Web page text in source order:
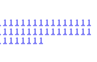
1 1 1 1 1 1 1 1 1 1 1 1 1 1 1
1 1 1 1 1 1 1 1 1 1 1 1 1 1 1
1 1 1 1 1 1 1